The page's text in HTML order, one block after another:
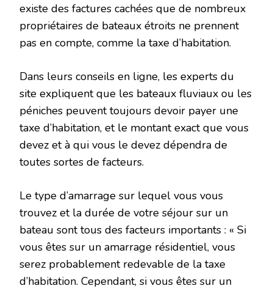
existe des factures cachées que de nombreux
propriétaires de bateaux étroits ne prennent
pas en compte, comme la taxe d’habitation.
Dans leurs conseils en ligne, les experts du
site expliquent que les bateaux fluviaux ou les
péniches peuvent toujours devoir payer une
taxe d’habitation, et le montant exact que vous
devez et à qui vous le devez dépendra de
toutes sortes de facteurs.
Le type d’amarrage sur lequel vous vous
trouvez et la durée de votre séjour sur un
bateau sont tous des facteurs importants : « Si
vous êtes sur un amarrage résidentiel, vous
serez probablement redevable de la taxe
d’habitation. Cependant, si vous êtes sur un